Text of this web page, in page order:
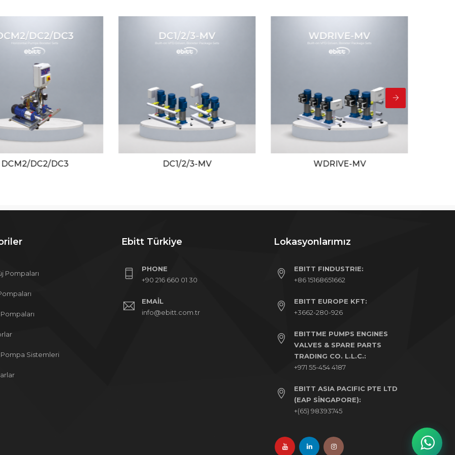
DC1/2/3-MV DC1/2/3-MVS
Pompaları
Pompa Sistemleri
Ebitt Türkiye
PHONE
+90 216 660 01 30
EMAIL
info@ebitt.com.tr
Lokasyonlarımız
EBITT FINDUSTRIE:
+86 15168651662
EBITT EUROPE KFT:
+3662-280-926
EBITTME PUMPS ENGINES
VALVES & SPARE PARTS
TRADING CO. L.L.C.:
+971 55-454 4187
EBITT ASIA PACIFIC PTE LTD
(EAP SINGAPORE):
+(65) 98393745